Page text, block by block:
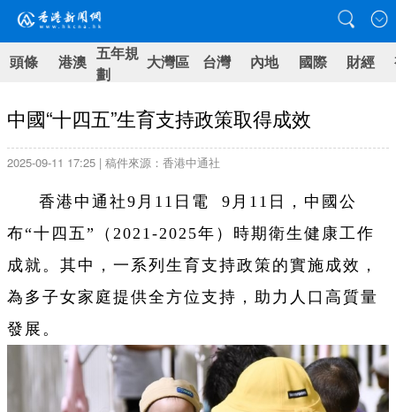
頭條 港澳 五年規
劃
大灣區 台灣 內地 國際 財經
中國“十四五”生育支持政策取得成效
2025-09-11 17:25 | 稿件來源：香港中通社
香港中通社9月11日電 9月11日，中國公
布“十四五”（2021-2025年）時期衛生健康工作
成就。其中，一系列生育支持政策的實施成效，
為多子女家庭提供全方位支持，助力人口高質量
發展。